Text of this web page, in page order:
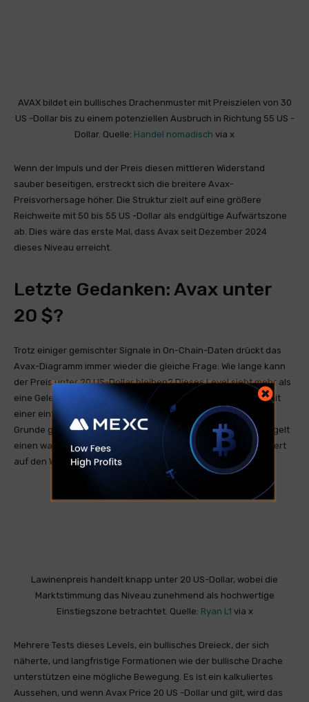
AVAX bildet ein bullisches Drachenmuster mit Preiszielen von 30
US -Dollar bis zu einem potenziellen Ausbruch in Richtung 55 US -
Dollar. Quelle: Handel nomadisch via x
Wenn der Impuls und der Preis diesen mittleren Widerstand
sauber beseitigen, erstreckt sich die breitere Avax-
Preisvorhersage höher. Die Struktur zielt auf eine größere
Reichweite mit 50 bis 55 US -Dollar als endgültige Aufwärtszone
ab. Dies wäre das erste Mal, dass Avax seit Dezember 2024
dieses Niveau erreicht.
Letzte Gedanken: Avax unter
20 $?
Trotz einiger gemischter Signale in On-Chain-Daten drückt das
Avax-Diagramm immer wieder die gleiche Frage: Wie lange kann
der Preis unter 20 US-Dollar bleiben? Dieses Level sieht mehr als
eine Gelegenheit aus als eine Hürde.
Ryan L1
Faszinierte es mit
einer einfachen Einstellung: Avax unter 20 US -Dollar ist im
Grunde genommen kostenloses Geld, und dieses Gefühl spiegelt
einen wachsenden Glauben an Marktbeobachter wider, die Wert
auf den Wert unter Widerstand sehen.
Lawinenpreis handelt knapp unter 20 US-Dollar, wobei die
Marktstimmung das Niveau zunehmend als hochwertige
Einstiegszone betrachtet. Quelle: Ryan L1 via x
Mehrere Tests dieses Levels, ein bullisches Dreieck, der sich
näherte, und langfristige Formationen wie der bullische Drache
unterstützen eine mögliche Bewegung. Es ist ein kalkuliertes
Aussehen, und wenn Avax Price 20 US -Dollar und gilt, wird das